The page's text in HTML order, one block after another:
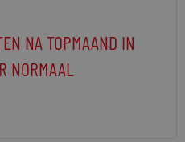
NA TOPMAAND IN
NORMAAL